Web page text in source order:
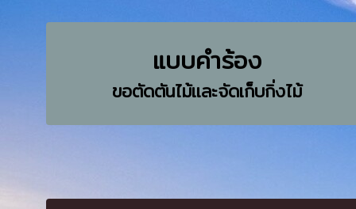
แบบคำร้อง
ขอตัดตันไม้และจัดเก็บกิ่งไม้